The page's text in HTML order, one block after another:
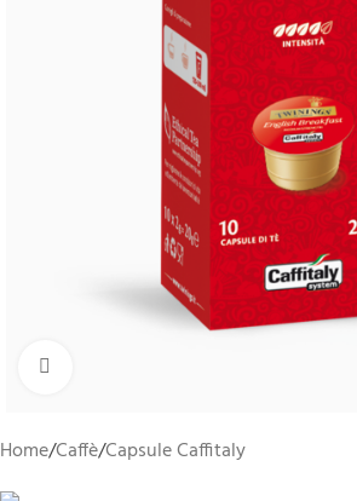
Home/Caffè/Capsule Caffitaly